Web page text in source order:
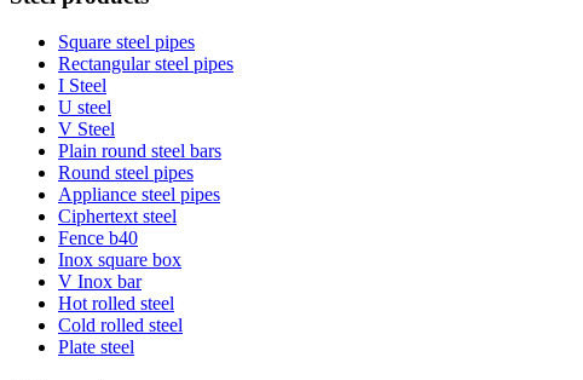
Square steel pipes
Rectangular steel pipes
I Steel
U steel
V Steel
Plain round steel bars
Round steel pipes
Appliance steel pipes
Ciphertext steel
Fence b40
Inox square box
V Inox bar
Hot rolled steel
Cold rolled steel
Plate steel